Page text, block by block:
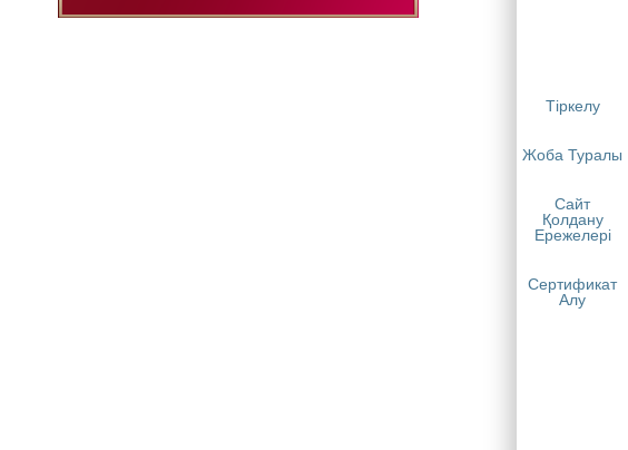
Тіркелу
Жоба Туралы
Сайт
Қолдану
Ережелері
Сертификат
Алу